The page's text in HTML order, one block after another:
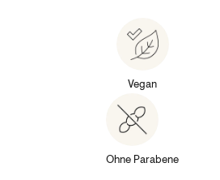
Vegan
Ohne Parabene